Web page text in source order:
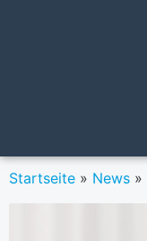
Startseite » News »